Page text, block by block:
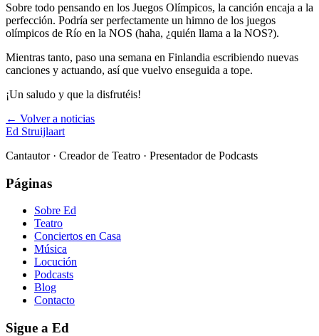
Sobre todo pensando en los Juegos Olímpicos, la canción encaja a la
perfección. Podría ser perfectamente un himno de los juegos
olímpicos de Río en la NOS (haha, ¿quién llama a la NOS?).
Mientras tanto, paso una semana en Finlandia escribiendo nuevas
canciones y actuando, así que vuelvo enseguida a tope.
¡Un saludo y que la disfrutéis!
← Volver a noticias
Ed Struijlaart
Cantautor · Creador de Teatro · Presentador de Podcasts
Páginas
Sobre Ed
Teatro
Conciertos en Casa
Música
Locución
Podcasts
Blog
Contacto
Sigue a Ed